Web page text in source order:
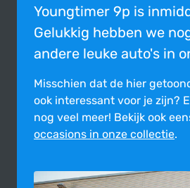
Youngtimer 9p is
Gelukkig hebben we
andere leuke auto's in
Misschien dat de hier
ook inte­res­sant voor je zijn?
nog veel meer! Bekijk ook
occasions in onze collectie.